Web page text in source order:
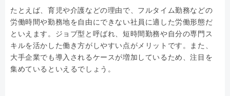
たとえば、育児や介護などの理由で、フルタイム勤務などの
労働時間や勤務地を自由にできない社員に適した労働形態だ
といえます。ジョブ型と呼ばれ、短時間勤務や自分の専門ス
キルを活かした働き方がしやすい点がメリットです。また、
大手企業でも導入されるケースが増加しているため、注目を
集めているといえるでしょう。